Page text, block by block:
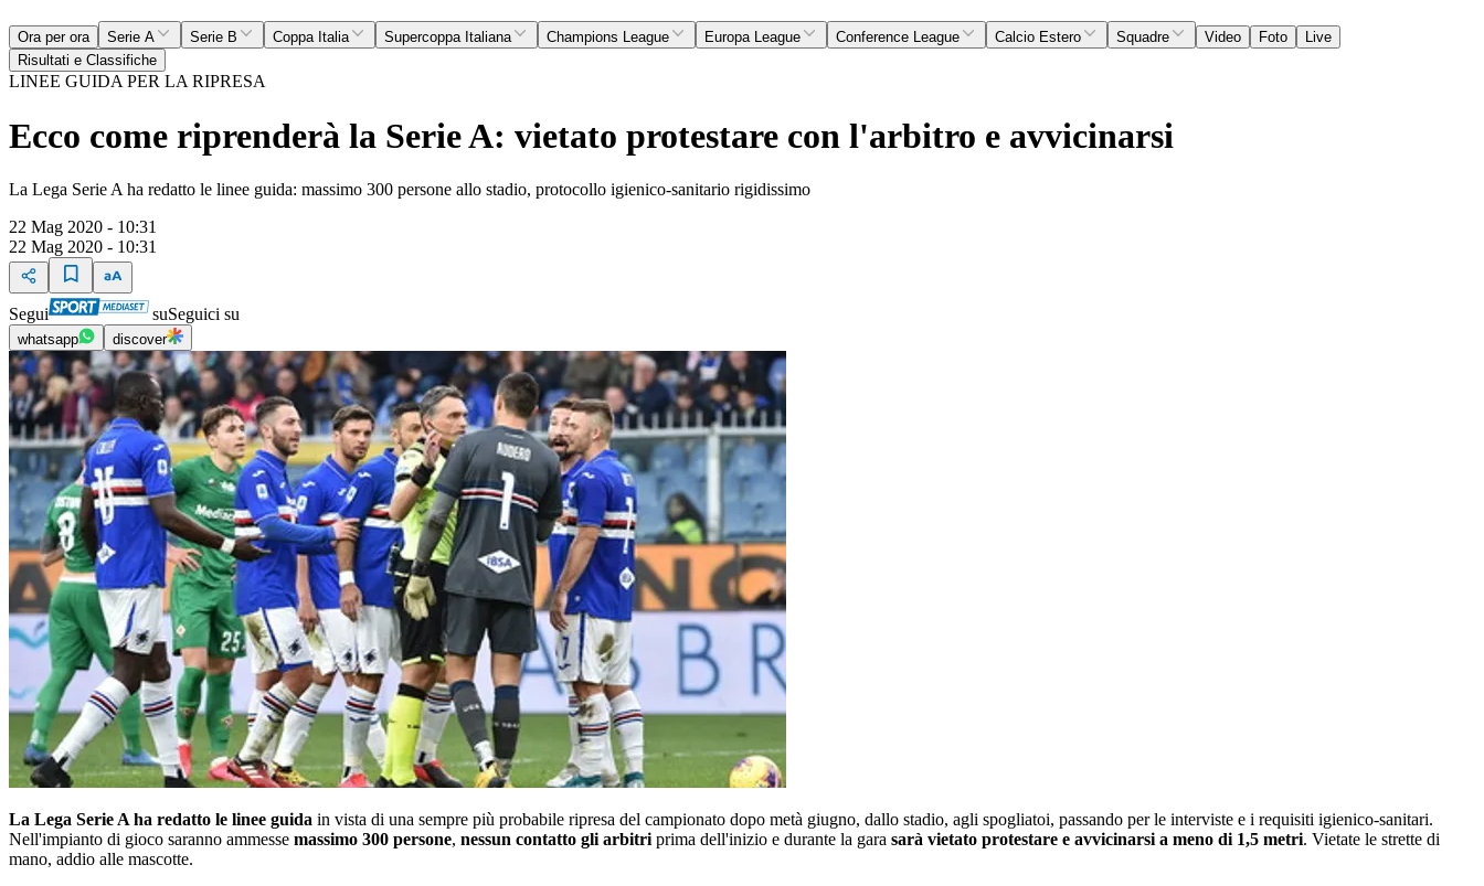
Ora per ora Serie A Serie B Coppa Italia Supercoppa Italiana Champions League Europa League Conference League Calcio Estero Squadre Video Foto
Live
Risultati e Classifiche
LINEE GUIDA PER LA RIPRESA
Ecco come riprenderà la Serie A: vietato protestare con l'arbitro e avvicinarsi
La Lega Serie A ha redatto le linee guida: massimo 300 persone allo stadio, protocollo igienico-sanitario rigidissimo
22 Mag 2020 - 10:31
22 Mag 2020 - 10:31
Segui suSeguici su
whatsapp discover
La Lega Serie A ha redatto le linee guida in vista di una sempre più probabile ripresa del campionato dopo metà giugno, dallo stadio, agli spogliatoi, passando per le interviste e i requisiti igienico-sanitari.
Nell'impianto di gioco saranno ammesse massimo 300 persone, nessun contatto gli arbitri prima dell'inizio e durante la gara sarà vietato protestare e avvicinarsi a meno di 1,5 metri. Vietate le strette di
mano, addio alle mascotte.